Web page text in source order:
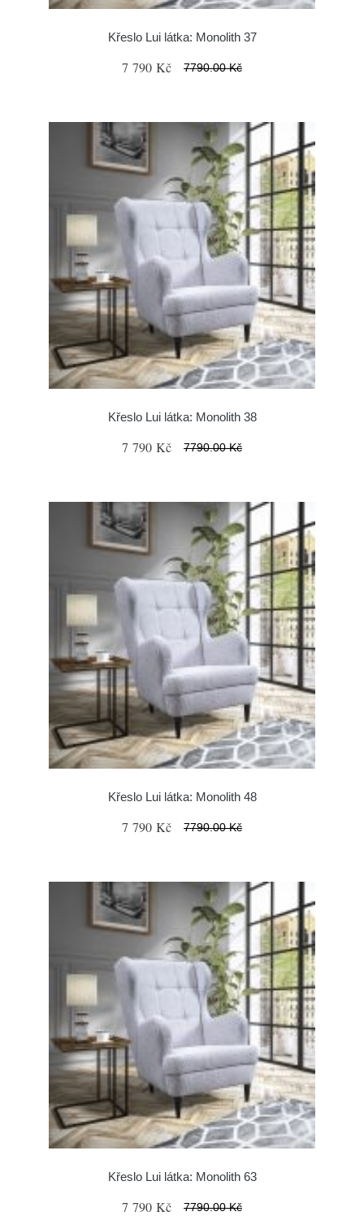
Křeslo Lui látka: Monolith 37
7 790 Kč 7790.00 Kč
Křeslo Lui látka: Monolith 38
7 790 Kč 7790.00 Kč
Křeslo Lui látka: Monolith 48
7 790 Kč 7790.00 Kč
Křeslo Lui látka: Monolith 63
7 790 Kč 7790.00 Kč